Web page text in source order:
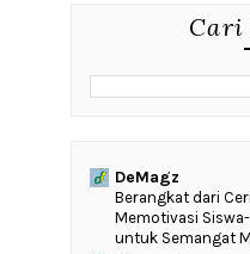
Cari
DeMagz
‎Berangkat dari
Memotivasi
untuk Semangat